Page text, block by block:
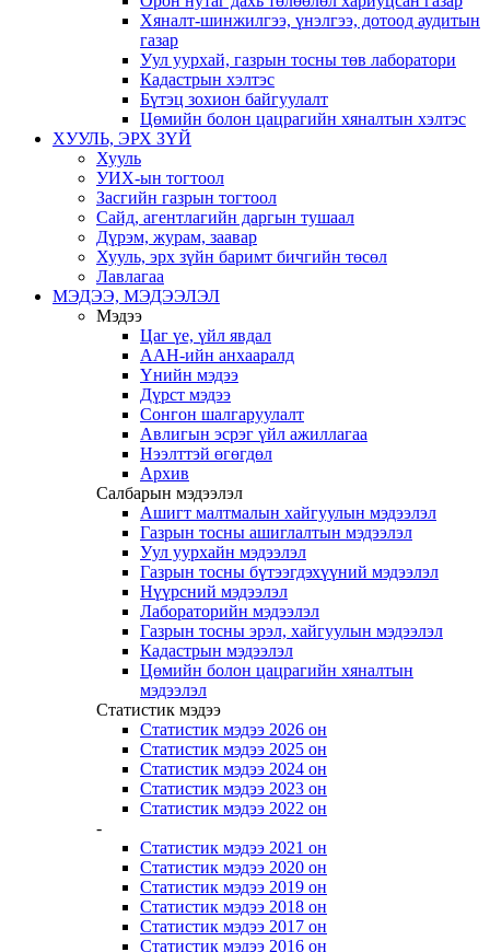
Хяналт-шинжилгээ, үнэлгээ, дотоод аудитын
газар
Уул уурхай, газрын тосны төв лаборатори
Кадастрын хэлтэс
Бүтэц зохион байгуулалт
Цөмийн болон цацрагийн хяналтын хэлтэс
ХУУЛЬ, ЭРХ ЗҮЙ
Хууль
УИХ-ын тогтоол
Засгийн газрын тогтоол
Сайд, агентлагийн даргын тушаал
Дүрэм, журам, заавар
Хууль, эрх зүйн баримт бичгийн төсөл
Лавлагаа
МЭДЭЭ, МЭДЭЭЛЭЛ
Мэдээ
Цаг үе, үйл явдал
ААН-ийн анхааралд
Үнийн мэдээ
Дүрст мэдээ
Сонгон шалгаруулалт
Авлигын эсрэг үйл ажиллагаа
Нээлттэй өгөгдөл
Архив
Салбарын мэдээлэл
Ашигт малтмалын хайгуулын мэдээлэл
Газрын тосны ашиглалтын мэдээлэл
Уул уурхайн мэдээлэл
Газрын тосны бүтээгдэхүүний мэдээлэл
Нүүрсний мэдээлэл
Лабораторийн мэдээлэл
Газрын тосны эрэл, хайгуулын мэдээлэл
Кадастрын мэдээлэл
Цөмийн болон цацрагийн хяналтын
мэдээлэл
Статистик мэдээ
Статистик мэдээ 2026 он
Статистик мэдээ 2025 он
Статистик мэдээ 2024 он
Статистик мэдээ 2023 он
Статистик мэдээ 2022 он
-
Статистик мэдээ 2021 он
Статистик мэдээ 2020 он
Статистик мэдээ 2019 он
Статистик мэдээ 2018 он
Статистик мэдээ 2017 он
Статистик мэдээ 2016 он